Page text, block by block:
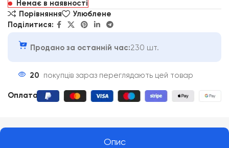
Немає в наявності
Порівняння
Улюблене
Поділитися:
Продано за останній час:230 шт.
20 покупців зараз переглядають цей товар
Оплата
Опис